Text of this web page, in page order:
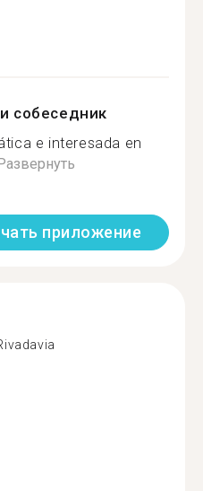
собеседник
e interesada en
приложение